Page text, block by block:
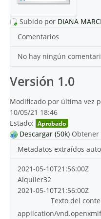
Subido por DIANA
Comentarios
No hay ningún
Versión 1.0
Modificado por última vez
10/05/21 18:46
Estado: Aprobado
Descargar (50k) Obtener
Metadatos extraídos
2021-05-10T21:56:00Z
Alquiler32
2021-05-10T21:56:00Z
Texto del
application/